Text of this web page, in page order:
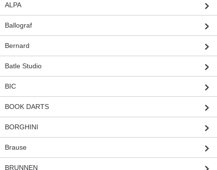
ALPA
Ballograf
Bernard
Batle Studio
BIC
BOOK DARTS
BORGHINI
Brause
BRUNNEN